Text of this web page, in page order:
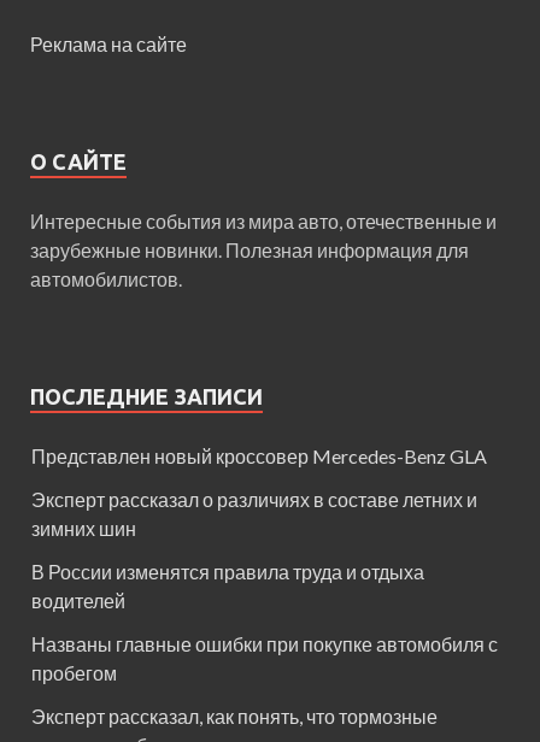
Реклама на сайте
О САЙТЕ
Интересные события из мира авто, отечественные и
зарубежные новинки. Полезная информация для
автомобилистов.
ПОСЛЕДНИЕ ЗАПИСИ
Представлен новый кроссовер Mercedes-Benz GLA
Эксперт рассказал о различиях в составе летних и
зимних шин
В России изменятся правила труда и отдыха
водителей
Названы главные ошибки при покупке автомобиля с
пробегом
Эксперт рассказал, как понять, что тормозные